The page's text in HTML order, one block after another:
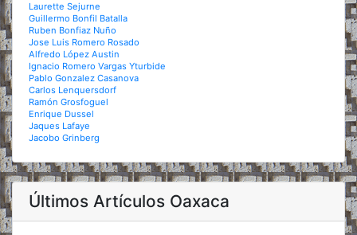
Laurette Sejurne
Guillermo Bonfil Batalla
Ruben Bonfiaz Nuño
Jose Luis Romero Rosado
Alfredo López Austin
Ignacio Romero Vargas Yturbide
Pablo Gonzalez Casanova
Carlos Lenquersdorf
Ramón Grosfoguel
Enrique Dussel
Jaques Lafaye
Jacobo Grinberg
Últimos Artículos Oaxaca